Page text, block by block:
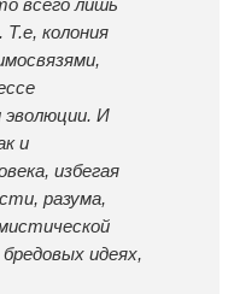
всего лишь
Т.е, колония
эволюции. И
и
избегая
разума,
идеях,